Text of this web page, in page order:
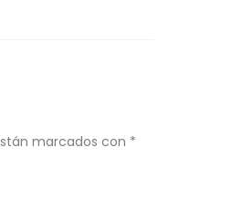
marcados con *